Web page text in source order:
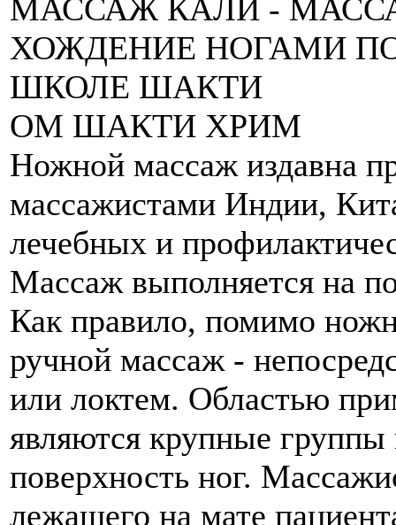
МАССАЖ КАЛИ -
ХОЖДЕНИЕ НОГАМИ
ШКОЛЕ ШАКТИ
ОМ ШАКТИ ХРИМ
Ножной массаж издавна
массажистами Индии,
лечебных и
Массаж выполняется на
Как правило, помимо
ручной массаж -
или локтем. Областью
являются крупные
поверхность ног.
лежащего на мате